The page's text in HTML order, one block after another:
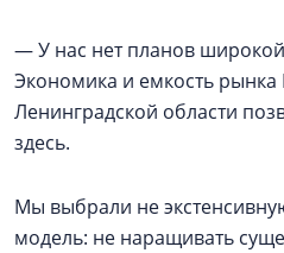
— У нас нет планов
Экономика и емкость рынка
Ленинградской области
здесь.
Мы выбрали не
модель: не наращивать